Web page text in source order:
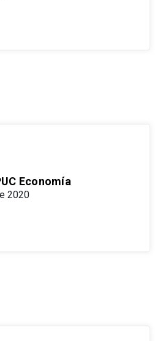
Economía
2020